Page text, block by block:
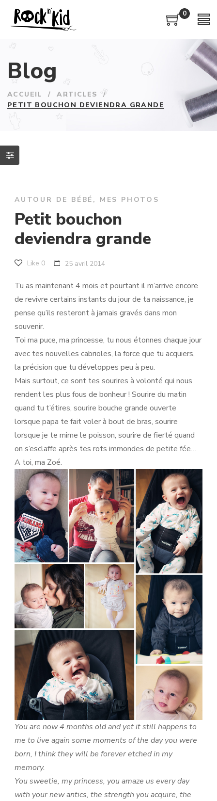
0
Blog
ACCUEIL / ARTICLES
/
PETIT BOUCHON DEVIENDRA GRANDE
AUTOUR DE BÉBÉ , MES PHOTOS
Petit bouchon
deviendra grande
Like 0 25 avril 2014
Tu as maintenant 4 mois et pourtant il m’arrive encore
de revivre certains instants du jour de ta naissance, je
pense qu’ils resteront à jamais gravés dans mon
souvenir.
Toi ma puce, ma princesse, tu nous étonnes chaque jour
avec tes nouvelles cabrioles, la force que tu acquiers,
la précision que tu développes peu à peu.
Mais surtout, ce sont tes sourires à volonté qui nous
rendent les plus fous de bonheur ! Sourire du matin
quand tu t’étires, sourire bouche grande ouverte
lorsque papa te fait voler à bout de bras, sourire
lorsque je te mime le poisson, sourire de fierté quand
on s’esclaffe après tes rots immondes de petite fée…
A toi, ma Zoé.
You are now 4 months old and yet it still happens to
me to live again some moments of the day you were
born, I think they will be forever etched in my
memory.
You sweetie, my princess, you amaze us every day
with your new antics, the strength you acquire, the